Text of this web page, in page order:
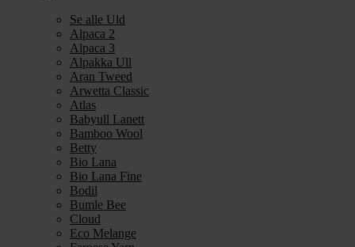
Se alle Uld
Alpaca 2
Alpaca 3
Alpakka Ull
Aran Tweed
Arwetta Classic
Atlas
Babyull Lanett
Bamboo Wool
Betty
Bio Lana
Bio Lana Fine
Bodil
Bumle Bee
Cloud
Eco Melange